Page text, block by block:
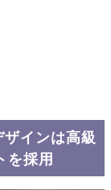
インは高級
を採用